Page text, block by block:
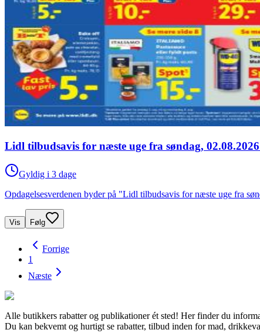
Lidl tilbudsavis for næste uge fra søndag,
Gyldig i 3 dage
Opdagelsesverdenen byder på "Lidl tilbudsavis for næste uge fra
Vis Følg
Forrige
1
Næste
Alle butikkers rabatter og publikationer ét sted! Her finder du
Du kan bekvemt og hurtigt se rabatter, tilbud inden for mad,